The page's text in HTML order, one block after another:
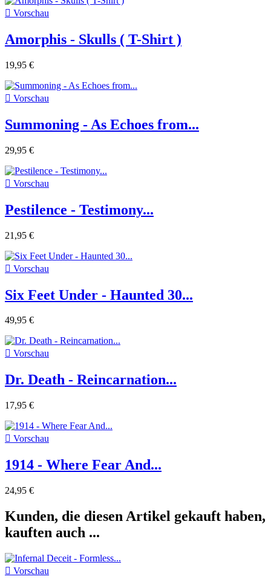
 Vorschau
Amorphis - Skulls ( T-Shirt )
19,95 €
 Vorschau
Summoning - As Echoes from...
29,95 €
 Vorschau
Pestilence - Testimony...
21,95 €
 Vorschau
Six Feet Under - Haunted 30...
49,95 €
 Vorschau
Dr. Death - Reincarnation...
17,95 €
 Vorschau
1914 - Where Fear And...
24,95 €
Kunden, die diesen Artikel gekauft haben,
kauften auch ...
 Vorschau